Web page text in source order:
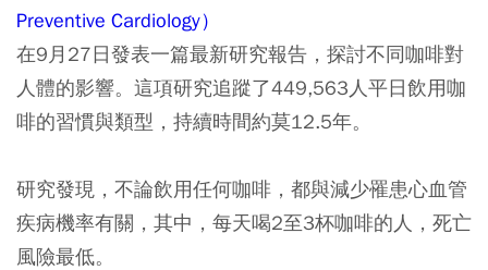
Preventive Cardiology）
在9月27日發表一篇最新研究報告，探討不同咖啡對
人體的影響。這項研究追蹤了449,563人平日飲用咖
啡的習慣與類型，持續時間約莫12.5年。
研究發現，不論飲用任何咖啡，都與減少罹患心血管
疾病機率有關，其中， 每天喝2至3杯咖啡的人，死亡
風險最低。